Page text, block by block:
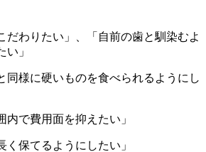
だわりたい」、「自前の歯と馴染むよ
い」
同様に硬いものを食べられるようにし
内で費用面を抑えたい」
保てるようにしたい」